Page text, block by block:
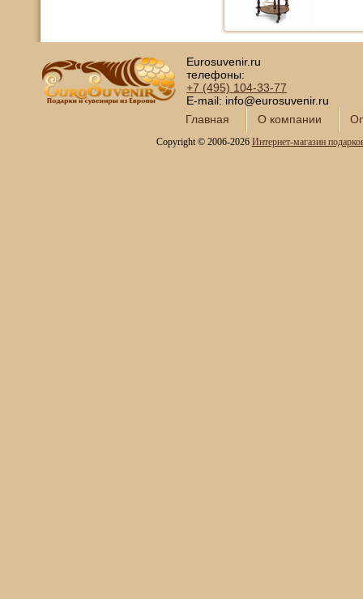
Eurosuvenir.ru
телефоны:
+7 (495) 104-33-77
E-mail: info@eurosuvenir.ru
Главная
О компании
Copyright © 2006-2026 Интернет-магазин